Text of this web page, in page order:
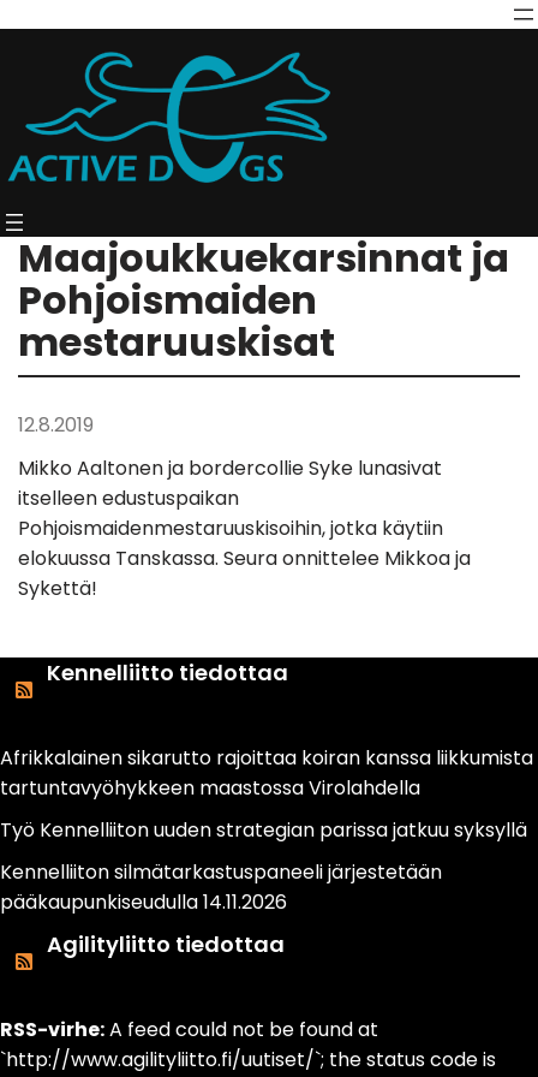
Maajoukkuekarsinnat ja
Pohjoismaiden
mestaruuskisat
12.8.2019
Mikko Aaltonen ja bordercollie Syke lunasivat
itselleen edustuspaikan
Pohjoismaidenmestaruuskisoihin, jotka käytiin
elokuussa Tanskassa. Seura onnittelee Mikkoa ja
Sykettä!
Kennelliitto tiedottaa
Afrikkalainen sikarutto rajoittaa koiran kanssa liikkumista
tartuntavyöhykkeen maastossa Virolahdella
Työ Kennelliiton uuden strategian parissa jatkuu syksyllä
Kennelliiton silmätarkastuspaneeli järjestetään
pääkaupunkiseudulla 14.11.2026
Agilityliitto tiedottaa
RSS-virhe:A feed could not be found at
`http://www.agilityliitto.fi/uutiset/`; the status code is